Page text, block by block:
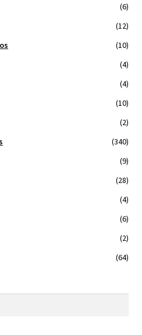
(6)
(12)
(10)
(4)
(4)
(10)
(2)
(340)
(9)
(28)
(4)
(6)
(2)
(64)